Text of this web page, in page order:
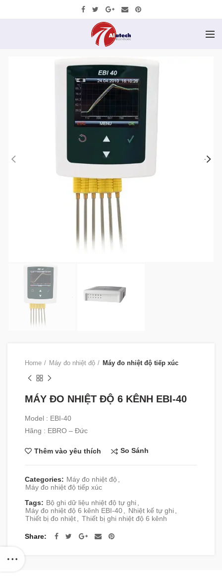
Home Máy đo nhiệt độ Máy đo nhiệt độ tiếp xúc
MÁY ĐO NHIỆT ĐỘ 6 KÊNH EBI-40
Model : EBI-40
Hãng : EBRO – Đức
Thêm vào yêu thích So Sánh
Categories: Máy đo nhiệt độ
Máy đo nhiệt độ tiếp xúc
Tags: Bộ ghi dữ liệu nhiệt độ tự ghi
Máy đo nhiệt độ 6 kênh EBI-40
Nhiệt kế tự ghi
Thiết bị đo nhiệt
Thiết bị ghi nhiệt độ 6 kênh
Share